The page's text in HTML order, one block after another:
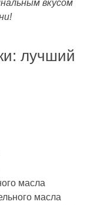
вкусом
лучший
масла
масла